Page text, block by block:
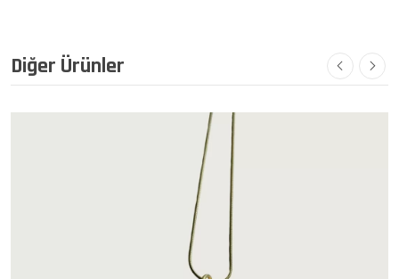
Diğer Ürünler